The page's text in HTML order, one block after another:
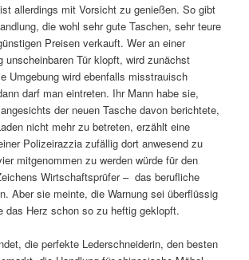
allerdings mit Vorsicht zu genießen. So gibt
die wohl sehr gute Taschen, sehr teure
Preisen verkauft. Wer an einer
unscheinbaren Tür klopft, wird zunächst
Umgebung wird ebenfalls misstrauisch
darf man eintreten. Ihr Mann habe sie,
der neuen Tasche davon berichtete,
nicht mehr zu betreten, erzählt eine
Polizeirazzia zufällig dort anwesend zu
mitgenommen zu werden würde für den
Wirtschaftsprüfer – das berufliche
Aber sie meinte, die Warnung sei überflüssig
das Herz schon so zu heftig geklopft.
die perfekte Lederschneiderin, den besten